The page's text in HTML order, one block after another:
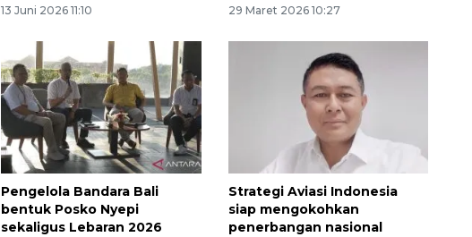
13 Juni 2026 11:10 29 Maret 2026 10:27
Pengelola Bandara Bali
bentuk Posko Nyepi
sekaligus Lebaran 2026
Strategi Aviasi Indonesia
siap mengokohkan
penerbangan nasional
2026-08-07 13:45:00